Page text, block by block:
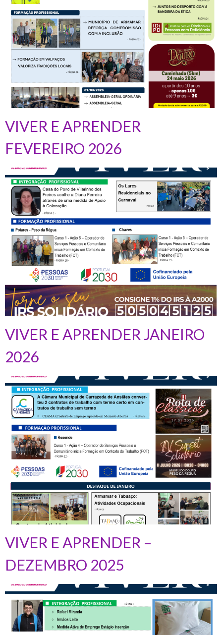
VIVER E APRENDER
FEVEREIRO 2026
VIVER E APRENDER JANEIRO
2026
VIVER E APRENDER –
DEZEMBRO 2025